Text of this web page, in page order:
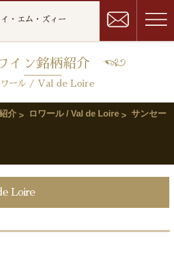
・エム・ズィー
イン銘柄紹介
ワール / Val de Loire
介 ロワール / Val de Loire
サンセー
Loire